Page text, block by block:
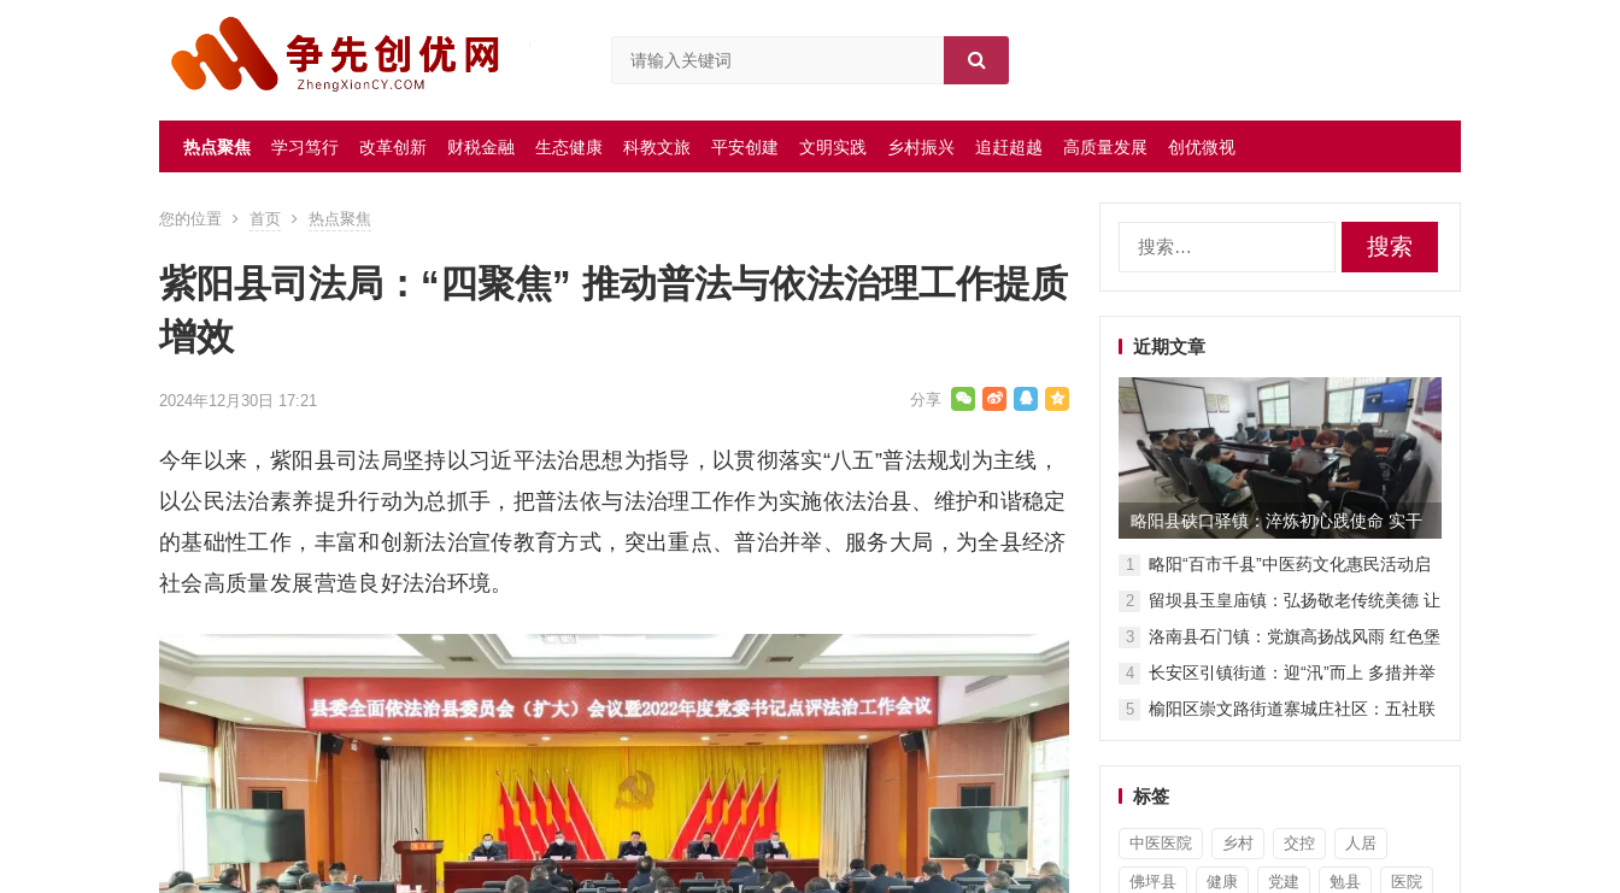
热点聚焦 学习笃行 改革创新 财税金融 生态健康 科教文旅 平安创建 文明实践 乡村振兴 追赶超越 高质量发展 创优微视
您的位置 首页 热点聚焦
紫阳县司法局：“四聚焦” 推动普法与依法治理工作提质
增效
2024年12月30日 17:21
今年以来，紫阳县司法局坚持以习近平法治思想为指导，以贯彻落实“八五”普法规划为主线，
以公民法治素养提升行动为总抓手，把普法依与法治理工作作为实施依法治县、维护和谐稳定
的基础性工作，丰富和创新法治宣传教育方式，突出重点、普治并举、服务大局，为全县经济
社会高质量发展营造良好法治环境。
近期文章
略阳县硖口驿镇：淬炼初心践使命 实干
担当显作为
1
略阳“百市千县”中医药文化惠民活动启
2
留坝县玉皇庙镇：弘扬敬老传统美德 让
3
洛南县石门镇：党旗高扬战风雨 红色堡
4
长安区引镇街道：迎“汛”而上 多措并举
5
榆阳区崇文路街道寨城庄社区：五社联
标签
中医医院 乡村 交控 人居
佛坪县 健康 党建 勉县 医院